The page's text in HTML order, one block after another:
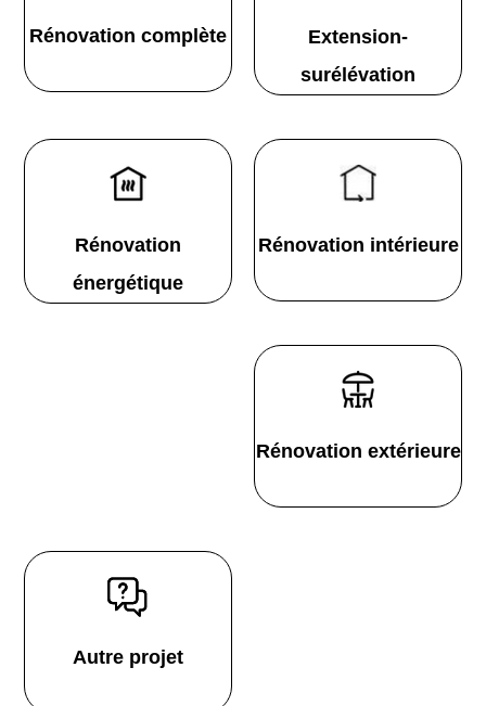
Rénovation complète
Extension-
surélévation
Rénovation
énergétique
Rénovation intérieure
Rénovation extérieure
Autre projet